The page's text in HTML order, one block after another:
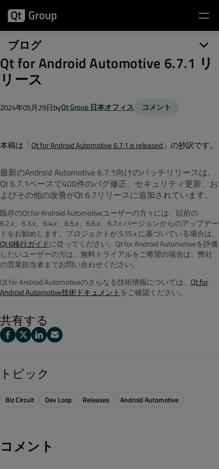
ブログ
Qt for Android Automotive 6.7.1 リ
リース
2024年05月29日byQt Group 日本オフィス コメント
本稿は「Qt for Android Automotive 6.7.1 is released 」の抄訳です。
最新のAndroid Automotive 6.7.1向けのパッチリリースは、
Qt 6.7.1ベースで400件のバグ修正、セキュリティ更新、お
よびその他の改善がQt 6.7リリースに追加されています。
既存のQt for Android Automotiveユーザーの方々には、以前の
6.2.x、6.3.x、6.4.x、6.5.x、6.6.x、6.7.x バージョンからのアップデー
トをお勧めします。プロジェクトが 5.15.x に基づいている場合は、
Qt 6移行ガイドに従ってください。Qt for Android Automotiveを評価
したいユーザーの方は、無料トライアルをご希望の場合は、弊社
の営業担当者までお問い合わせください。
Qt for Android Automotiveのさらなる技術情報については、 Qt for
Android Automotive技術ドキュメント をご確認ください。
共有する
トピック
Biz Circuit Dev Loop Releases Android Automotive
コメント